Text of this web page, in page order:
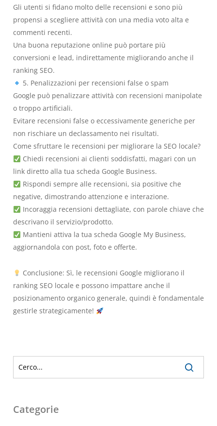
Gli utenti si fidano molto delle recensioni e sono più
propensi a scegliere attività con una media voto alta e
commenti recenti.
Una buona reputazione online può portare più
conversioni e lead, indirettamente migliorando anche il
ranking SEO.
5. Penalizzazioni per recensioni false o spam
Google può penalizzare attività con recensioni manipolate
o troppo artificiali.
Evitare recensioni false o eccessivamente generiche per
non rischiare un declassamento nei risultati.
Come sfruttare le recensioni per migliorare la SEO locale?
Chiedi recensioni ai clienti soddisfatti, magari con un
link diretto alla tua scheda Google Business.
Rispondi sempre alle recensioni, sia positive che
negative, dimostrando attenzione e interazione.
Incoraggia recensioni dettagliate, con parole chiave che
descrivano il servizio/prodotto.
Mantieni attiva la tua scheda Google My Business,
aggiornandola con post, foto e offerte.
Conclusione: Sì, le recensioni Google migliorano il
ranking SEO locale e possono impattare anche il
posizionamento organico generale, quindi è fondamentale
gestirle strategicamente!
Categorie